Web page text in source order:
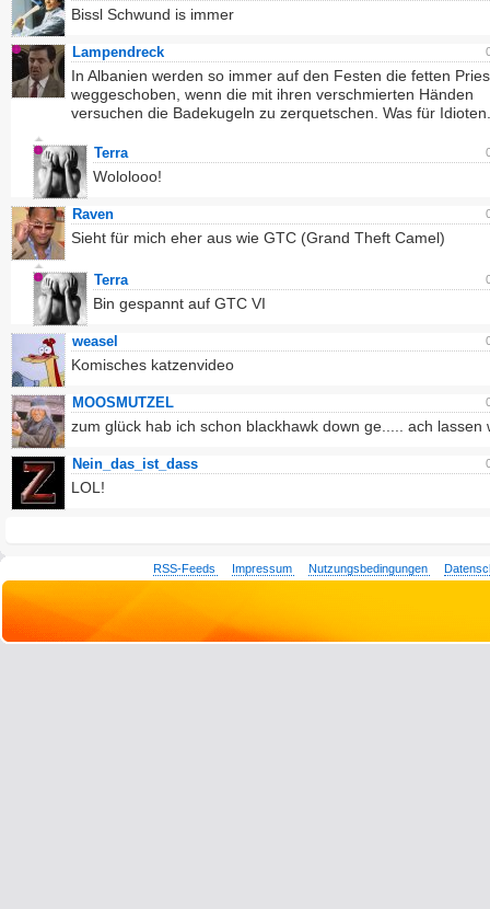
Bissl Schwund is immer
Lampendreck
In Albanien werden so immer auf den Festen die fetten
weggeschoben, wenn die mit ihren verschmierten Händen
versuchen die Badekugeln zu zerquetschen. Was für Idioten.
Terra
Wololooo!
Raven
Sieht für mich eher aus wie GTC (Grand Theft Camel)
Terra
Bin gespannt auf GTC VI
weasel
Komisches katzenvideo
MOOSMUTZEL
zum glück hab ich schon blackhawk down ge..... ach lassen
Nein_das_ist_dass
LOL!
RSS-Feeds Impressum Nutzungsbedingungen